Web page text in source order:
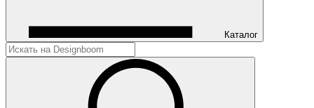
Каталог